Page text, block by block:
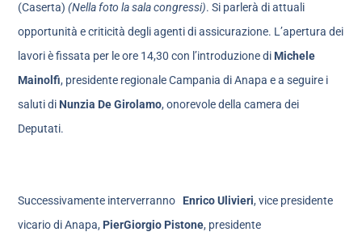
(Caserta)(Nella foto la sala congressi). Si parlerà di attuali
opportunità e criticità degli agenti di assicurazione. L’apertura dei
lavori è fissata per le ore 14,30 con l’introduzione di Michele
Mainolfi, presidente regionale Campania di Anapa e a seguire i
saluti di Nunzia De Girolamo, onorevole della camera dei
Deputati.
Successivamente interverranno Enrico Ulivieri, vice presidente
vicario di Anapa, PierGiorgio Pistone, presidente